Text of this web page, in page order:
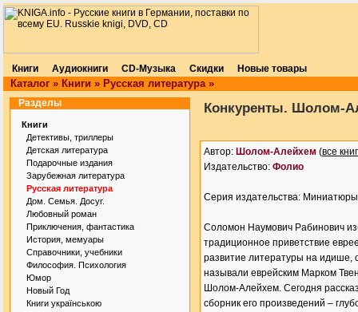
Книги Аудиокниги CD-Музыка Скидки Новые товары
Каталог » Книги » Русская литература»
Разделы
Книги
Детективы, триллеры
Детская литература
Подарочные издания
Зарубежная литература
Русская литература
Дом. Семья. Досуг.
Любовный роман
Приключения, фантастика
История, мемуары
Справочники, учебники
Философия. Психология
Юмор
Новый Год
Книги українською
Конкуренты. Шолом-
Автор: Шолом-Алейхем (все
Издательство: Фолио
Серия издательства: Миниатюры
Соломон Наумович Рабинович
традиционное приветствие
развитие литературы на идише,
называли еврейским Марком
Шолом-Алейхем. Сегодня
сборник его произведений –